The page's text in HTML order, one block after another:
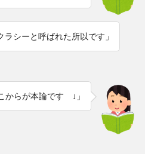
ラシーと呼ばれた所以です」
からが本論です ↓」